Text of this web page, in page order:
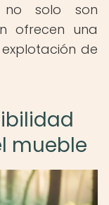
no solo son
ofrecen una
de
mueble